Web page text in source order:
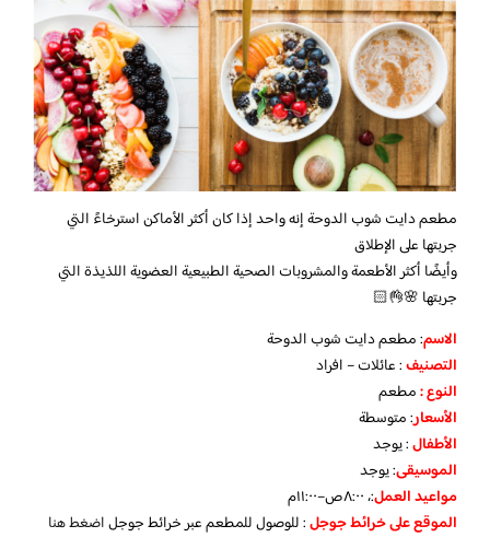
مطعم دايت شوب الدوحة إنه واحد إذا كان أكثر الأماكن استرخاءً التي
جربتها على الإطلاق
وأيضًا أكثر الأطعمة والمشروبات الصحية الطبيعية العضوية اللذيذة التي
جربتها 🌸👌🏻
الاسم: مطعم دايت شوب الدوحة
التصنيف: عائلات – افراد
النوع :مطعم
الأسعار:متوسطة
الأطفال:يوجد
الموسيقى:يوجد
مواعيد العمل:، ٨:٠٠ص–١١:٠٠م
الموقع على خرائط جوجل: للوصول للمطعم عبر خرائط جوجلاضغط هنا